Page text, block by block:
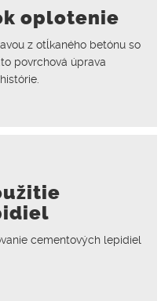
oplotenie
z otĺkaného betónu so
povrchová úprava
cementových lepidiel